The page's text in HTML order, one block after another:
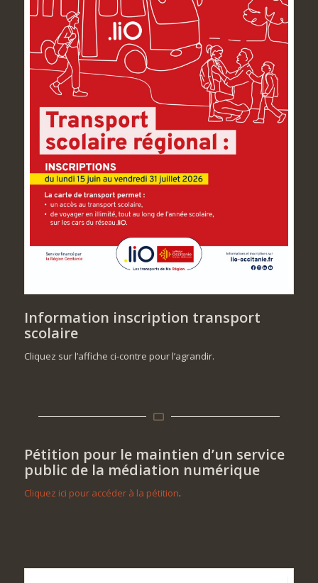
Information inscription transport
scolaire
Cliquez sur l’affiche ci-contre pour l’agrandir.
Pétition pour le maintien d’un service
public de la médiation numérique
Cliquez ici pour accéder à la pétition.